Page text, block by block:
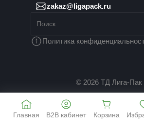
zakaz@ligapack.ru
Политика
© 2026 ТД Лига-Пак
Главная B2B кабинет Корзина